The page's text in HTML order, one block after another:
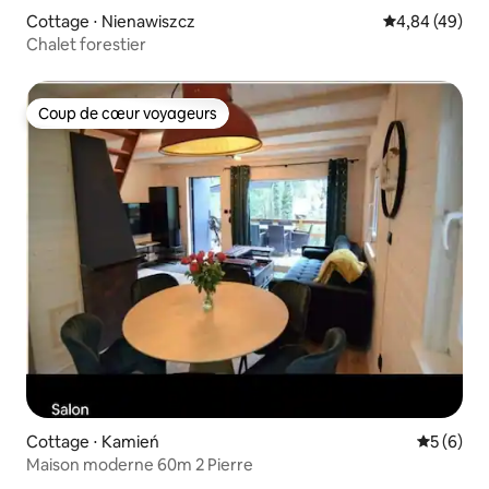
Cottage ⋅ Nienawiszcz Évaluation
4,84 (49)
Chalet forestier
Coup de cœur voyageurs
Coup de cœur voyageurs
Cottage ⋅ Kamień
5 (6)
Maison moderne 60m 2 Pierre